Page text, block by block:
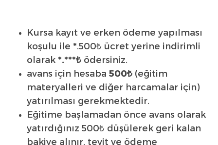
Kursa kayıt ve erken ödeme yapılması
koşulu ile *.500₺ ücret yerine indirimli
olarak *.***₺ ödersiniz.
avans için hesaba 500₺ (eğitim
materyalleri ve diğer harcamalar için)
yatırılması gerekmektedir.
Eğitime başlamadan önce avans olarak
yatırdığınız 500₺ düşülerek geri kalan
bakiye alınır, teyit ve ödeme